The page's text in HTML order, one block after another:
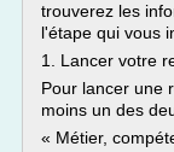
trouverez les
l'étape qui vous
1. Lancer votre
Pour lancer une
moins un des
« Métier,